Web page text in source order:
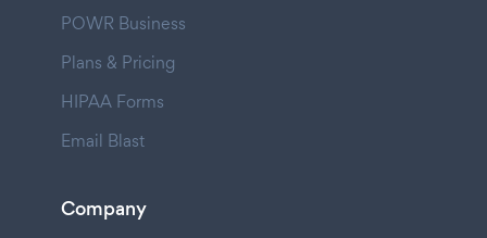
POWR Business
Plans & Pricing
HIPAA Forms
Email Blast
Company